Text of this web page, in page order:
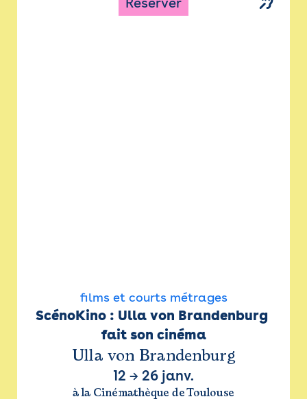
films et courts métrages
ScénoKino : Ulla von Brandenburg
fait son cinéma
Ulla von Brandenburg
12 → 26 janv.
à la Cinémathèque de Toulouse